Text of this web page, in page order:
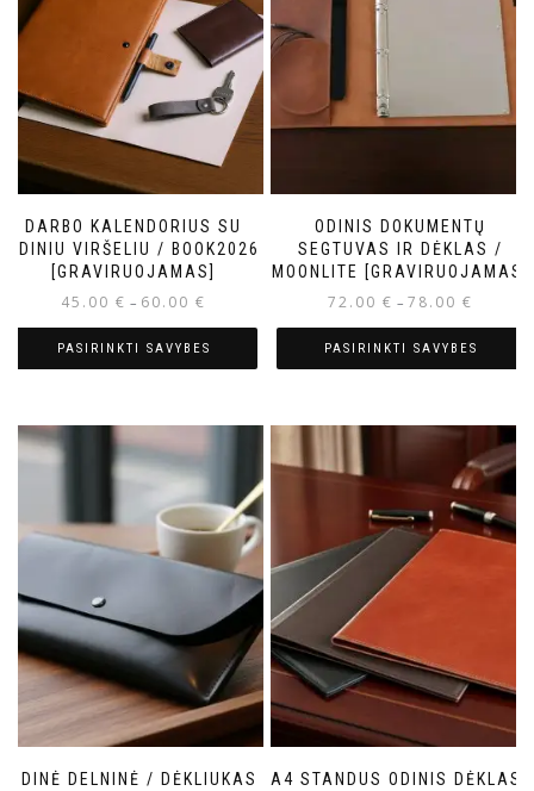
DARBO KALENDORIUS SU
ODINIU VIRŠELIU / BOOK2026
[GRAVIRUOJAMAS]
45.00 € – 60.00 €
PASIRINKTI SAVYBES
ODINIS DOKUMENTŲ
SEGTUVAS IR DĖKLAS /
MOONLITE [GRAVIRUOJAMAS]
72.00 € – 78.00 €
PASIRINKTI SAVYBES
ODINĖ DELNINĖ / DĖKLIUKAS
A4 STANDUS ODINIS DĖKLAS/